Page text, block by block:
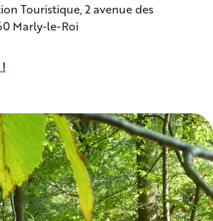
Touristique, 2 avenue des
Marly-le-Roi
favoris